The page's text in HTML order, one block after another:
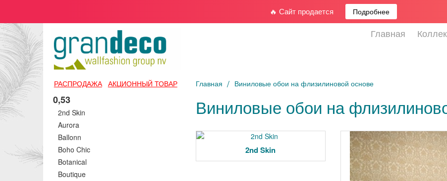
🔥 Сайт продается Подробнее
Главная
РАСПРОДАЖА АКЦИОННЫЙ ТОВАР
0,53
2nd Skin
Aurora
Ballonn
Boho Chic
Botanical
Boutique
Главная Виниловые обои на флизилиновой основе
Виниловые обои на
2nd Skin